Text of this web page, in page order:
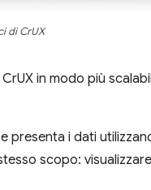
di CrUX
in modo più
presenta i dati
scopo: